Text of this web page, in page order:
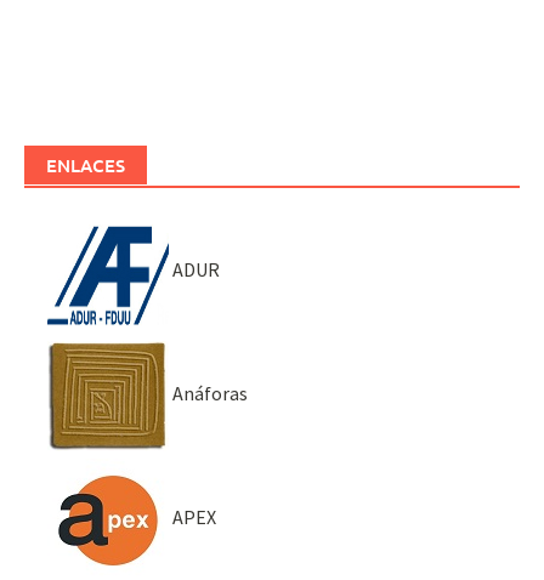
ENLACES
ADUR
Anáforas
APEX